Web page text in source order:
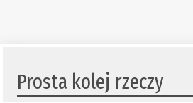
Prosta kolej rzeczy